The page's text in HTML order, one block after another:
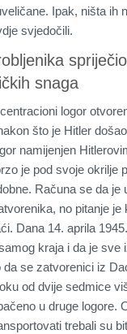
Ipak, ništa ih
svjedočili.
snaga
logor
što je Hitler
namijenjen
je pod svoje okrilje
Računa se da je
no pitanje je
Dana 14. aprila
kraja i da je sve
da se zatvorenici iz
od dvije sedmice
u druge logore.
trebali su